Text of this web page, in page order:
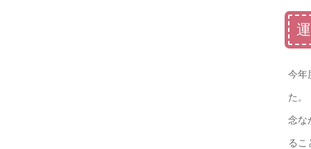
今年
念な
るこ